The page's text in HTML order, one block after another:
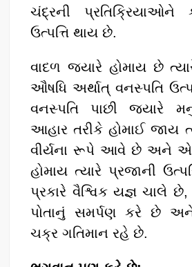
ચંદ્રની પ્રતિક્રિયાઓને
ઉત્પત્તિ થાય છે.
વાદળ જ્યારે હોમાય છે
ઔષધિ અર્થાત્‌ વનસ્પતિ
વનસ્પતિ પાછી જ્યારે
આહાર તરીકે હોમાઈ જાય
વીર્યના રૂપે આવે છે અને એ
હોમાય ત્યારે પ્રજાની
પ્રકારે વૈશ્વિક યજ્ઞ ચાલે છે,
પોતાનું સમર્પણ કરે છે
ચક્ર ગતિમાન રહે છે.